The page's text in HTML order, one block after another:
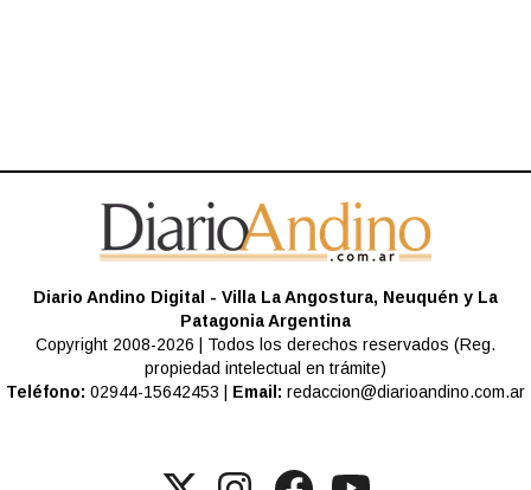
Diario Andino Digital - Villa La Angostura, Neuquén y La
Patagonia Argentina
Copyright 2008-2026 | Todos los derechos reservados (Reg.
propiedad intelectual en trámite)
Teléfono: 02944-15642453 | Email: redaccion@diarioandino.com.ar